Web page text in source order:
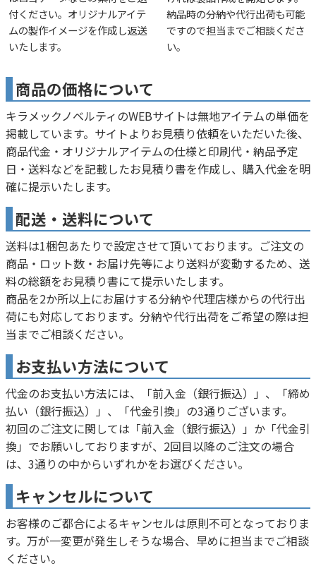
付ください。オリジナルアイテ
ムの製作イメージを作成し返送
いたします。
納品時の分納や代行出荷も可能
ですので担当までご相談くださ
い。
商品の価格について
キラメックノベルティのWEBサイトは無地アイテムの単価を
掲載しています。サイトよりお見積り依頼をいただいた後、
商品代金・オリジナルアイテムの仕様と印刷代・納品予定
日・送料などを記載したお見積り書を作成し、購入代金を明
確に提示いたします。
配送・送料について
送料は1梱包あたりで設定させて頂いております。ご注文の
商品・ロット数・お届け先等により送料が変動するため、送
料の総額をお見積り書にて提示いたします。
商品を2か所以上にお届けする分納や代理店様からの代行出
荷にも対応しております。分納や代行出荷をご希望の際は担
当までご相談ください。
お支払い方法について
代金のお支払い方法には、「前入金（銀行振込）」、「締め
払い（銀行振込）」、「代金引換」の3通りございます。
初回のご注文に関しては「前入金（銀行振込）」か「代金引
換」でお願いしておりますが、2回目以降のご注文の場合
は、3通りの中からいずれかをお選びください。
キャンセルについて
お客様のご都合によるキャンセルは原則不可となっておりま
す。万が一変更が発生しそうな場合、早めに担当までご相談
ください。